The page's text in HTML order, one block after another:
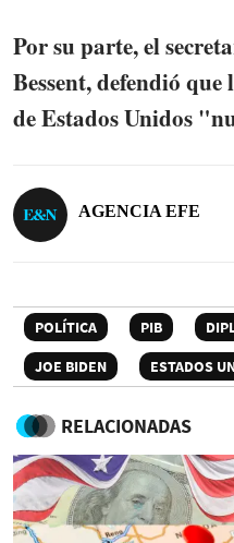
Por su parte, el
Bessent, defendió
de Estados Unidos
AGENCIA EFE
POLÍTICA PIB
JOE BIDEN
ESTADOS
RELACIONADAS